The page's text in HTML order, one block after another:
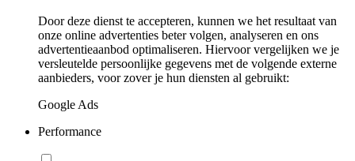
Door deze dienst te accepteren, kunnen we het resultaat van
onze online advertenties beter volgen, analyseren en ons
advertentieaanbod optimaliseren. Hiervoor vergelijken we je
versleutelde persoonlijke gegevens met de volgende externe
aanbieders, voor zover je hun diensten al gebruikt:
Google Ads
Performance